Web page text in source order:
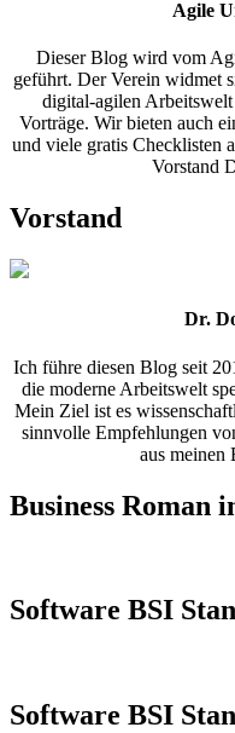
Agile
Dieser Blog wird vom
geführt. Der Verein widmet
digital-agilen
Vorträge. Wir bieten auch
und viele gratis Checklisten
Vorstand
Vorstand
Dr.
Ich führe diesen Blog seit
die moderne Arbeitswelt
Mein Ziel ist es
sinnvolle Empfehlungen
aus meinen
Business Roman
Software BSI
Software BSI